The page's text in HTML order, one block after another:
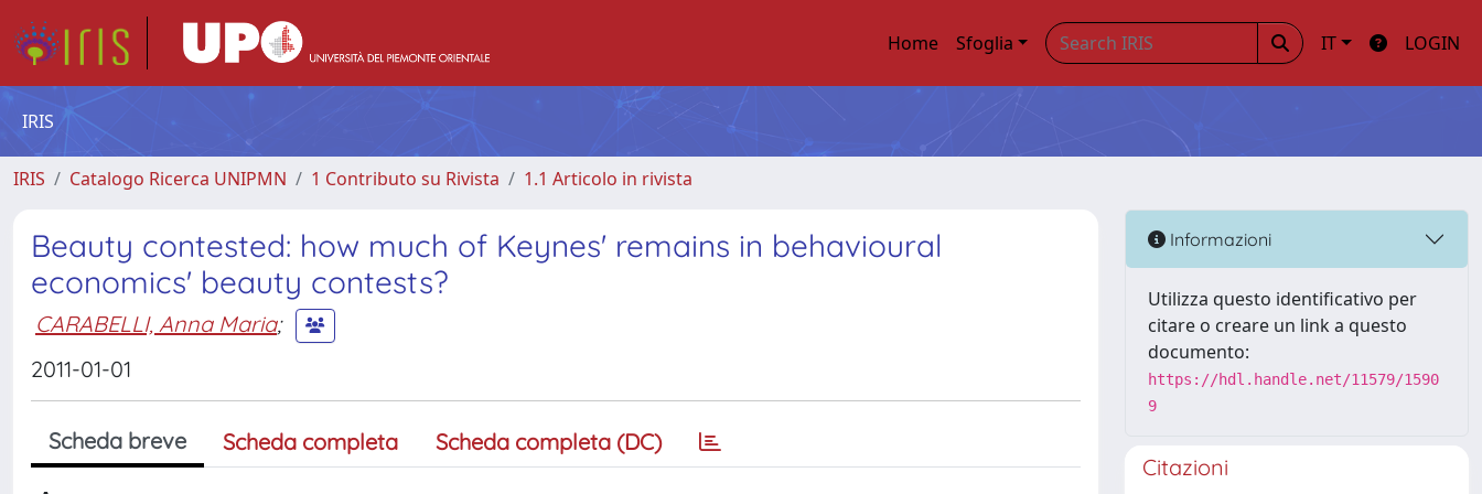
Home Sfoglia IT LOGIN
IRIS
IRIS Catalogo Ricerca UNIPMN 1 Contributo su Rivista 1.1 Articolo in rivista
Beauty contested: how much of Keynes' remains in behavioural
economics' beauty contests?
CARABELLI, Anna Maria;
2011-01-01
Scheda breve Scheda completa Scheda completa (DC)
Informazioni
Utilizza questo identificativo per
citare o creare un link a questo
documento:
https://hdl.handle.net/11579/1590
9
Citazioni